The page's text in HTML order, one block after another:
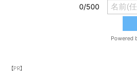
【PR】